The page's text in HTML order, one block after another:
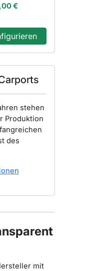
€
stehen
Produktion
des
mit